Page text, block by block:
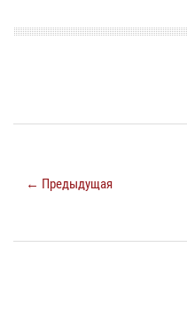
← Предыдущая